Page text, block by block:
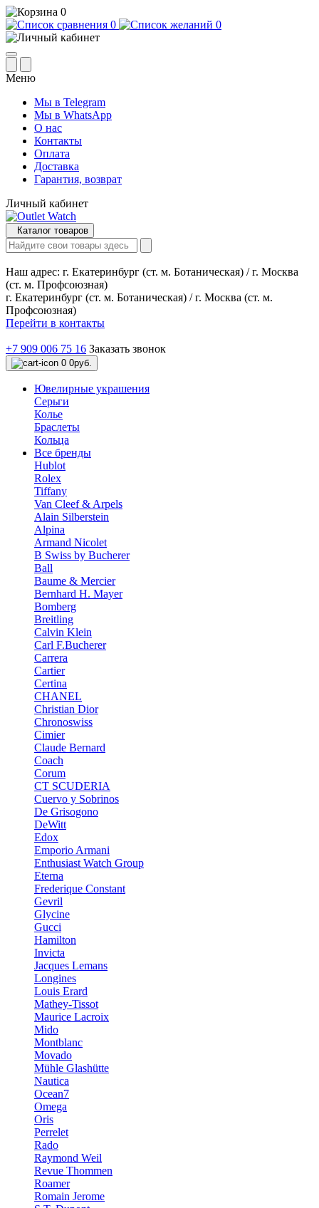
0
0
0
Меню
Мы в Telegram
Мы в WhatsApp
О нас
Контакты
Оплата
Доставка
Гарантия, возврат
Личный кабинет
Каталог товаров
Наш адрес: г. Екатеринбург (ст. м. Ботаническая) / г. Москва
(ст. м. Профсоюзная)
г. Екатеринбург (ст. м. Ботаническая) / г. Москва (ст. м.
Профсоюзная)
Перейти в контакты
+7 909 006 75 16 Заказать звонок
0 0руб.
Ювелирные украшения
Серьги
Колье
Браслеты
Кольца
Все бренды
Hublot
Rolex
Tiffany
Van Cleef & Arpels
Alain Silberstein
Alpina
Armand Nicolet
B Swiss by Bucherer
Ball
Baume & Mercier
Bernhard H. Mayer
Bomberg
Breitling
Calvin Klein
Carl F.Bucherer
Carrera
Cartier
Certina
CHANEL
Christian Dior
Chronoswiss
Cimier
Claude Bernard
Coach
Corum
CT SCUDERIA
Cuervo y Sobrinos
De Grisogono
DeWitt
Edox
Emporio Armani
Enthusiast Watch Group
Eterna
Frederique Constant
Gevril
Glycine
Gucci
Hamilton
Invicta
Jacques Lemans
Longines
Louis Erard
Mathey-Tissot
Maurice Lacroix
Mido
Montblanc
Movado
Mühle Glashütte
Nautica
Ocean7
Omega
Oris
Perrelet
Rado
Raymond Weil
Revue Thommen
Roamer
Romain Jerome